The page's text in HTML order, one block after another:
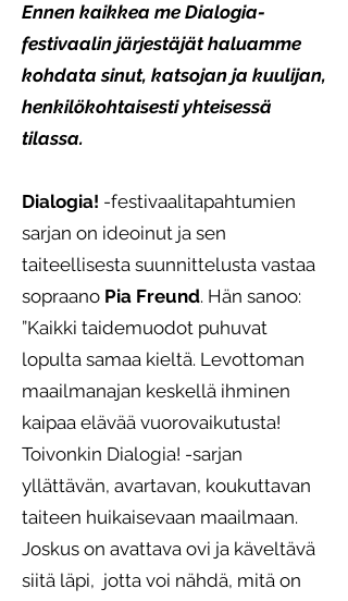
Ennen kaikkea me Dialogia-
festivaalin järjestäjät haluamme
kohdata sinut, katsojan ja kuulijan,
henkilökohtaisesti yhteisessä
tilassa.
Dialogia! -festivaalitapahtumien
sarjan on ideoinut ja sen
taiteellisesta suunnittelusta vastaa
sopraano Pia Freund. Hän sanoo:
”Kaikki taidemuodot puhuvat
lopulta samaa kieltä. Levottoman
maailmanajan keskellä ihminen
kaipaa elävää vuorovaikutusta!
Toivonkin Dialogia! -sarjan
yllättävän, avartavan, koukuttavan
taiteen huikaisevaan maailmaan.
Joskus on avattava ovi ja käveltävä
siitä läpi, jotta voi nähdä, mitä on